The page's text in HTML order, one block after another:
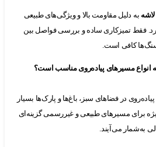
مقاومت بالا و ویژگی‌های طبیعی
ساده و بررسی فواصل بین
است.
فضاهای سبز، باغ‌ها و پارک‌ها بسیار
طبیعی و غیررسمی گزینه‌ای
می‌آیند.